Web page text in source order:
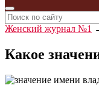
Женский журнал №1
Какое